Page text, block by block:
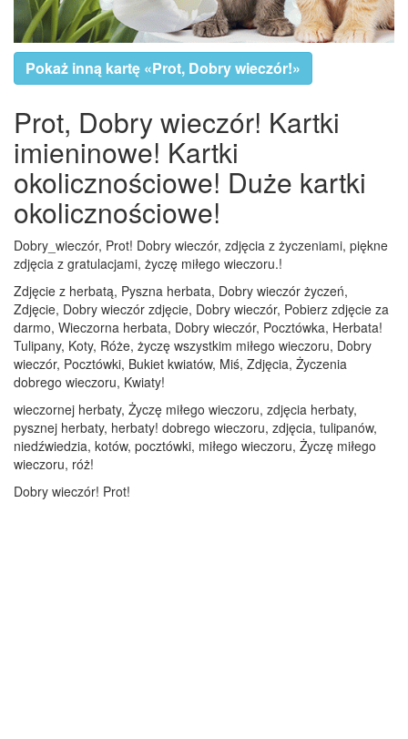
Pokaż inną kartę «Prot, Dobry wieczór!»
Prot, Dobry wieczór! Kartki
imieninowe! Kartki
okolicznościowe! Duże kartki
okolicznościowe!
Dobry_wieczór, Prot! Dobry wieczór, zdjęcia z życzeniami, piękne
zdjęcia z gratulacjami, życzę miłego wieczoru.!
Zdjęcie z herbatą, Pyszna herbata, Dobry wieczór życzeń,
Zdjęcie, Dobry wieczór zdjęcie, Dobry wieczór, Pobierz zdjęcie za
darmo, Wieczorna herbata, Dobry wieczór, Pocztówka, Herbata!
Tulipany, Koty, Róże, życzę wszystkim miłego wieczoru, Dobry
wieczór, Pocztówki, Bukiet kwiatów, Miś, Zdjęcia, Życzenia
dobrego wieczoru, Kwiaty!
wieczornej herbaty, Życzę miłego wieczoru, zdjęcia herbaty,
pysznej herbaty, herbaty! dobrego wieczoru, zdjęcia, tulipanów,
niedźwiedzia, kotów, pocztówki, miłego wieczoru, Życzę miłego
wieczoru, róż!
Dobry wieczór! Prot!